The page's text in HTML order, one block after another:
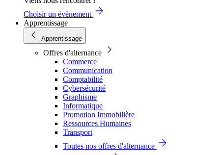
Choisir un évènement
Apprentissage
Apprentissage
Offres d'alternance
Commerce
Communication
Comptabilité
Cybersécurité
Graphisme
Informatique
Promotion Immobilière
Ressources Humaines
Transport
Toutes nos offres d'alternance